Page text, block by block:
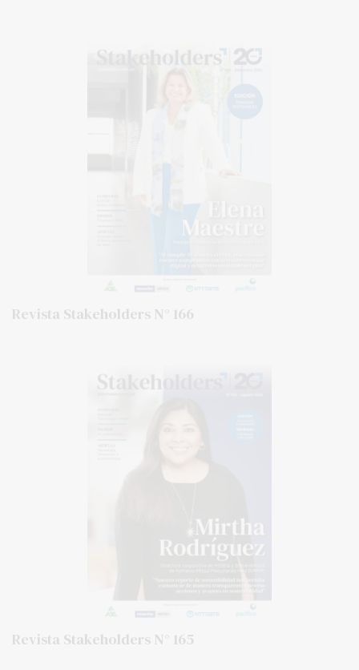
Revista Stakeholders N° 166
Revista Stakeholders N° 165